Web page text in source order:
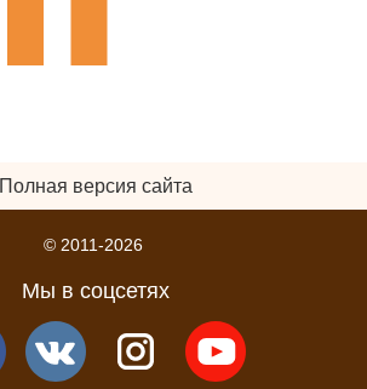
Полная версия сайта
© 2011-2026
Мы в соцсетях